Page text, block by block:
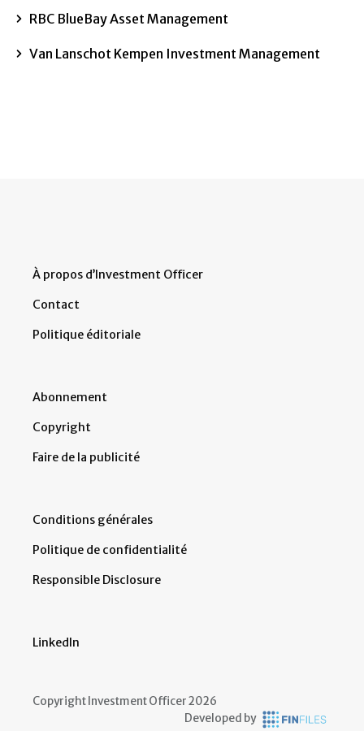
RBC BlueBay Asset Management
Van Lanschot Kempen Investment Management
À propos d’Investment Officer
Contact
Politique éditoriale
Abonnement
Copyright
Faire de la publicité
Conditions générales
Politique de confidentialité
Responsible Disclosure
LinkedIn
Copyright Investment Officer 2026
Developed by